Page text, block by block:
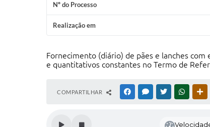
Nº do Processo
Realização em
Fornecimento (diário) de pães e lanches
e quantitativos constantes no Termo de
COMPARTILHAR FACEBOOKMESSENGER
TWITTER